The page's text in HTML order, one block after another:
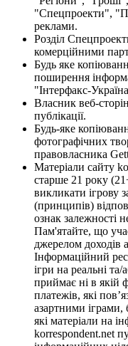
"Спецпроекти",
реклами.
Розділ
комерційними
Будь яке
поширення
"Інтерфакс-
Власник веб-
публікації.
Будь-яке
фотографічних
правовласника
Матеріали сайту
старше 21 року
викликати ігрову
(принципів)
ознак залежності
Пам'ятайте, що
джерелом доходів
Інформаційний
ігри на реальні
приймає ні в якій
платежів, які
азартними іграми,
які матеріали на
korrespondent.net